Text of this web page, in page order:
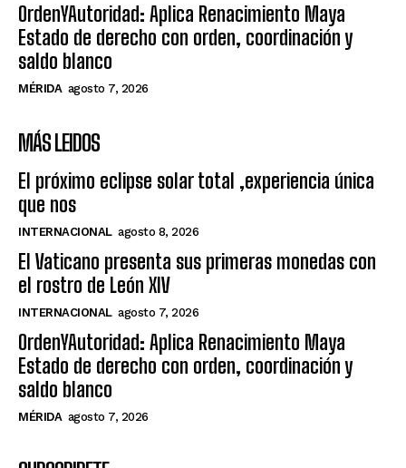
OrdenYAutoridad: Aplica Renacimiento Maya
Estado de derecho con orden, coordinación y
saldo blanco
MÉRIDA agosto 7, 2026
MÁS LEIDOS
El próximo eclipse solar total ,experiencia única
que nos
INTERNACIONAL agosto 8, 2026
El Vaticano presenta sus primeras monedas con
el rostro de León XIV
INTERNACIONAL agosto 7, 2026
OrdenYAutoridad: Aplica Renacimiento Maya
Estado de derecho con orden, coordinación y
saldo blanco
MÉRIDA agosto 7, 2026